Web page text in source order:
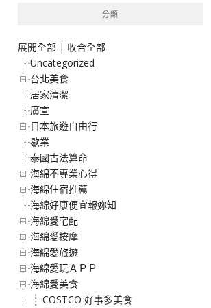
分類
展開全部 | 收合全部
Uncategorized
台北美食
居家清潔
廣宣
日本旅遊自由行
歇業
泰國古法算命
海綿不專業心得
海綿住宿推薦
海綿好康便宜報妳知
海綿愛宅配
海綿愛按摩
海綿愛旅遊
海綿愛玩ＡＰＰ
海綿愛美食
COSTCO 好事多美食